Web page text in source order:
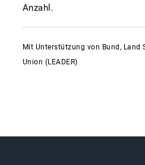
Anzahl.
Mit Unterstützung von Bund, Land
Union (LEADER)